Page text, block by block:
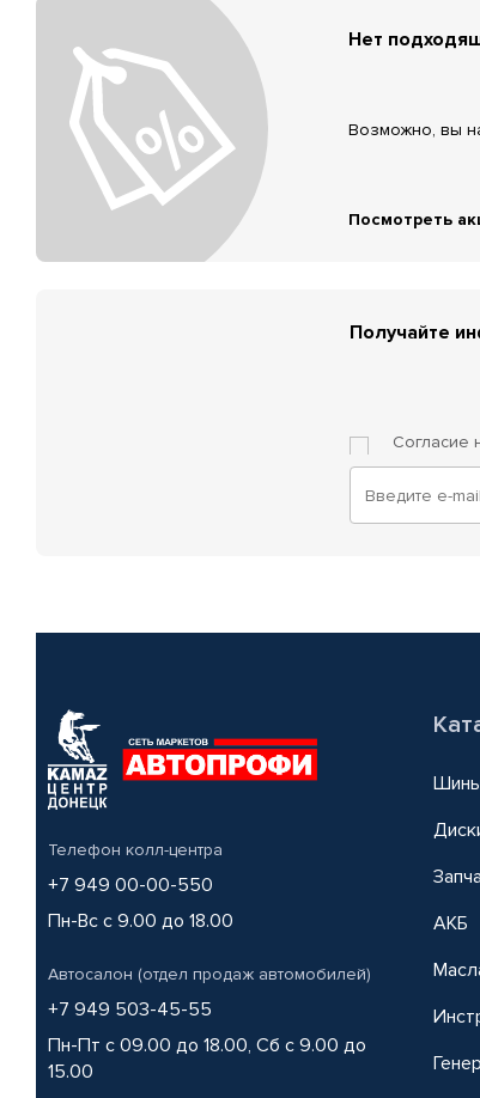
Нет
Возможно, вы
Посмотреть
Получайте
Согласие
Телефон колл-центра
+7 949 00-00-550
Пн-Вс с 9.00 до 18.00
Автосалон (отдел продаж автомобилей)
+7 949 503-45-55
Пн-Пт с 09.00 до 18.00, Сб с 9.00 до
15.00
АКБ